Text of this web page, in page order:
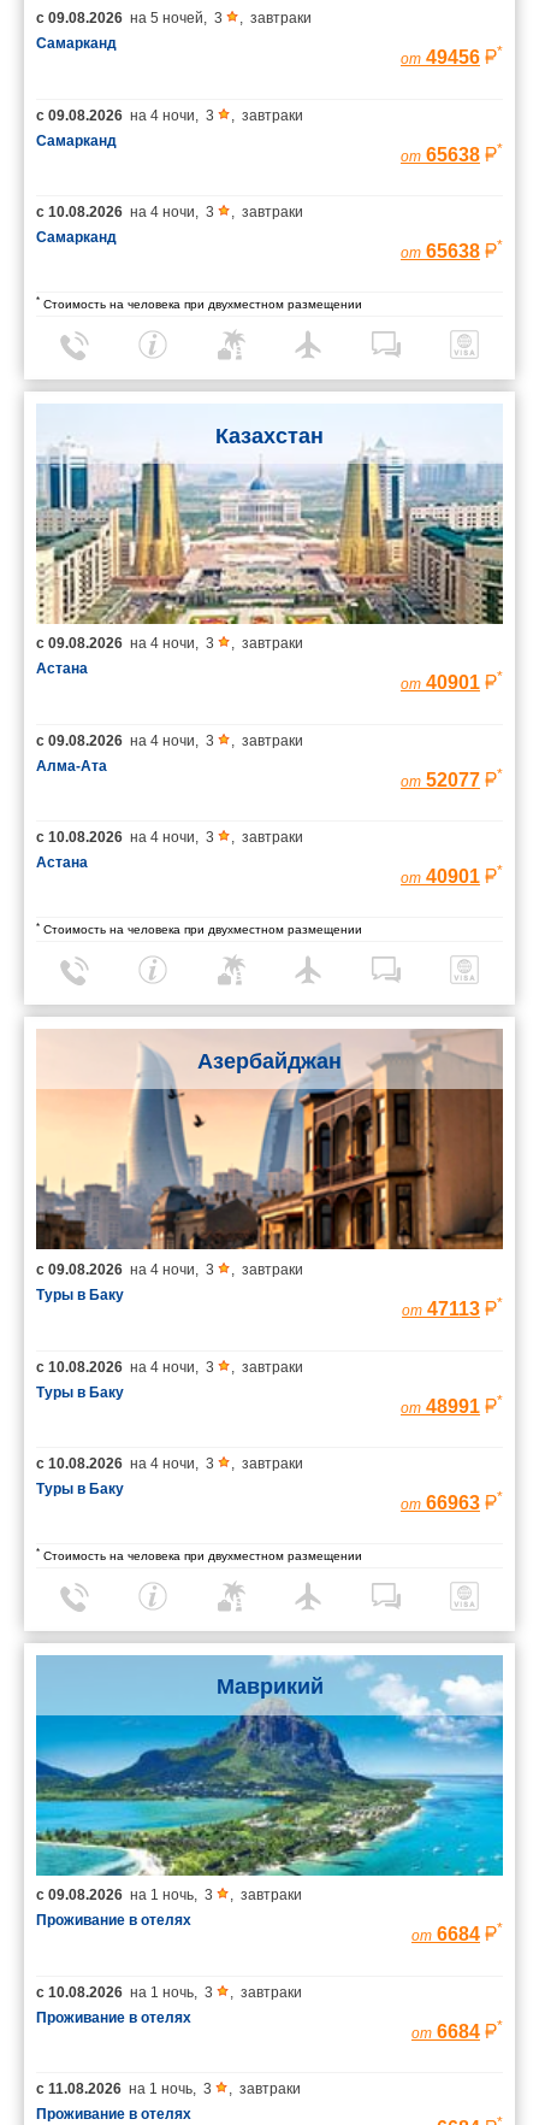
с 09.08.2026 на 5 ночей, 3 , завтраки
Самарканд
от 49456 *
с 09.08.2026 на 4 ночи, 3 , завтраки
Самарканд
от 65638 *
с 10.08.2026 на 4 ночи, 3 , завтраки
Самарканд
от 65638 *
* Стоимость на человека при двухместном размещении
Казахстан
с 09.08.2026 на 4 ночи, 3 , завтраки
Астана
от 40901 *
с 09.08.2026 на 4 ночи, 3 , завтраки
Алма-Ата
от 52077 *
с 10.08.2026 на 4 ночи, 3 , завтраки
Астана
от 40901 *
* Стоимость на человека при двухместном размещении
Азербайджан
с 09.08.2026 на 4 ночи 3
завтраки
Туры в Баку
от 47113 *
с 10.08.2026 на 4 ночи 3
завтраки
Туры в Баку
от 48991 *
с 10.08.2026 на 4 ночи 3
завтраки
Туры в Баку
от 66963 *
* Стоимость на человека при двухместном размещении
Маврикий
с 09.08.2026 на 1 ночь, 3 , завтраки
Проживание в отелях
от 6684 *
с 10.08.2026 на 1 ночь, 3 , завтраки
Проживание в отелях
от 6684 *
с 11.08.2026 на 1 ночь, 3 , завтраки
Проживание в отелях